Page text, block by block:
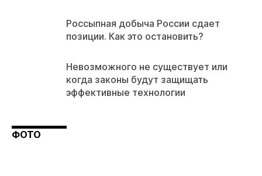
Россыпная добыча России сдает
позиции. Как это остановить?
Невозможного не существует или
когда законы будут защищать
эффективные технологии
ФОТО